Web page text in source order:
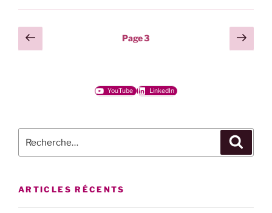
aux
Pagination
des
Page
précédente
Page3
Page
YouTube LinkedIn
pour
ARTICLES RÉCENTS